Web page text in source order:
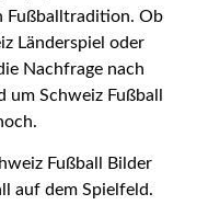
Fußballtradition. Ob
Länderspiel oder
Nachfrage nach
um Schweiz Fußball
Fußball Bilder
auf dem Spielfeld.